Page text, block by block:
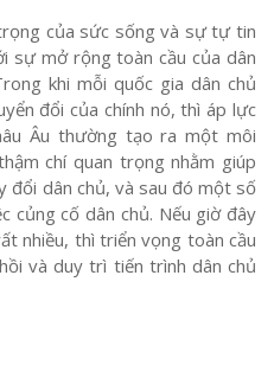
của sức sống và sự tự tin
sự mở rộng toàn cầu của dân
khi mỗi quốc gia dân chủ
đổi của chính nó, thì áp lực
Âu thường tạo ra một môi
chí quan trọng nhằm giúp
đổi dân chủ, và sau đó một số
củng cố dân chủ. Nếu giờ đây
nhiều, thì triển vọng toàn cầu
và duy trì tiến trình dân chủ